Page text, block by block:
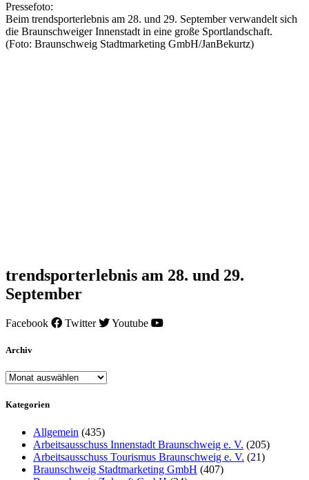
Pressefoto:
Beim trendsporterlebnis am 28. und 29. September verwandelt sich
die Braunschweiger Innenstadt in eine große Sportlandschaft.
(Foto: Braunschweig Stadtmarketing GmbH/JanBekurtz)
trendsporterlebnis am 28. und 29.
September
Facebook Twitter Youtube
Archiv
Archiv
Kategorien
Allgemein (435)
Arbeitsausschuss Innenstadt Braunschweig e. V. (205)
Arbeitsausschuss Tourismus Braunschweig e. V. (21)
Braunschweig Stadtmarketing GmbH (407)